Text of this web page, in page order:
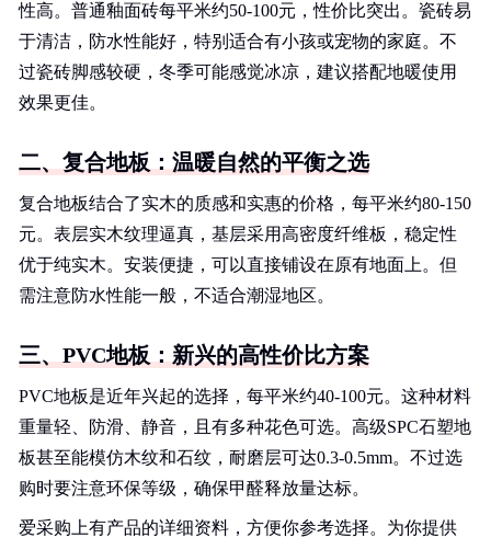
性高。普通釉面砖每平米约50-100元，性价比突出。瓷砖易
于清洁，防水性能好，特别适合有小孩或宠物的家庭。不
过瓷砖脚感较硬，冬季可能感觉冰凉，建议搭配地暖使用
效果更佳。
二、复合地板：温暖自然的平衡之选
复合地板结合了实木的质感和实惠的价格，每平米约80-150
元。表层实木纹理逼真，基层采用高密度纤维板，稳定性
优于纯实木。安装便捷，可以直接铺设在原有地面上。但
需注意防水性能一般，不适合潮湿地区。
三、PVC地板：新兴的高性价比方案
PVC地板是近年兴起的选择，每平米约40-100元。这种材料
重量轻、防滑、静音，且有多种花色可选。高级SPC石塑地
板甚至能模仿木纹和石纹，耐磨层可达0.3-0.5mm。不过选
购时要注意环保等级，确保甲醛释放量达标。
爱采购上有产品的详细资料，方便你参考选择。为你提供